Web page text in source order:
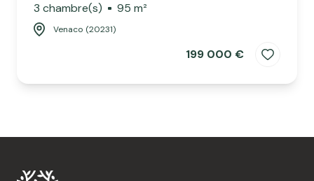
3 chambre(s)
95 m²
Venaco (20231)
199 000 €